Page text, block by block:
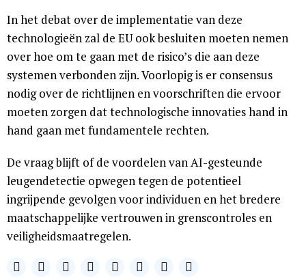
In het debat over de implementatie van deze
technologieën zal de EU ook besluiten moeten nemen
over hoe om te gaan met de risico’s die aan deze
systemen verbonden zijn. Voorlopig is er consensus
nodig over de richtlijnen en voorschriften die ervoor
moeten zorgen dat technologische innovaties hand in
hand gaan met fundamentele rechten.
De vraag blijft of de voordelen van AI-gesteunde
leugendetectie opwegen tegen de potentieel
ingrijpende gevolgen voor individuen en het bredere
maatschappelijke vertrouwen in grenscontroles en
veiligheidsmaatregelen.